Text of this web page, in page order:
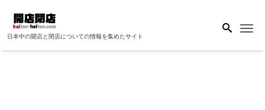
日本中の開店と閉店についての情報を集めたサイト